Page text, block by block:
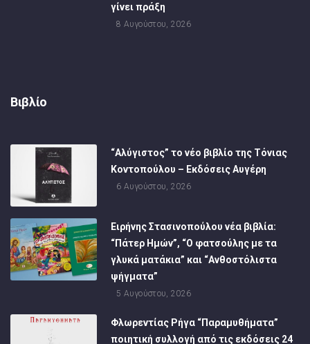
γίνει πράξη
8 Αυγούστου, 2026
Βιβλίο
“Αλύγιστος” το νέο βιβλίο της Τόνιας
Κοντοπούλου – Εκδόσεις Αυγέρη
6 Αυγούστου, 2026
Ειρήνης Στασινοπούλου νέα βιβλία:
“Πάτερ Ημών”, “Ο φατσούλης με τα
γλυκά ματάκια” και “Ανθοστόλιστα
ψήγματα”
5 Αυγούστου, 2026
Φλωρεντίας Ρήγα “Παραμυθήματα”
ποιητική συλλογή από τις εκδόσεις 24